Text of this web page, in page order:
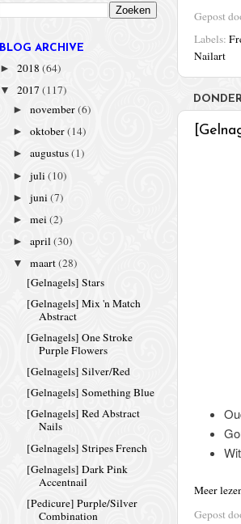
Gepost
Labels:
Nailart
Meer
Gepost
BLOG ARCHIVE
► 2018 (64)
▼ 2017 (117)
►november(6)
►oktober(14)
►augustus(1)
►juli(10)
►juni(7)
►mei(2)
►april(30)
▼maart(28)
[Gelnagels] Stars
[Gelnagels] Mix 'n Match
Abstract
[Gelnagels] One Stroke
Purple Flowers
[Gelnagels] Silver/Red
[Gelnagels] Something Blue
[Gelnagels] Red Abstract
Nails
[Gelnagels] Stripes French
[Gelnagels] Dark Pink
Accentnail
[Pedicure] Purple/Silver
Combination